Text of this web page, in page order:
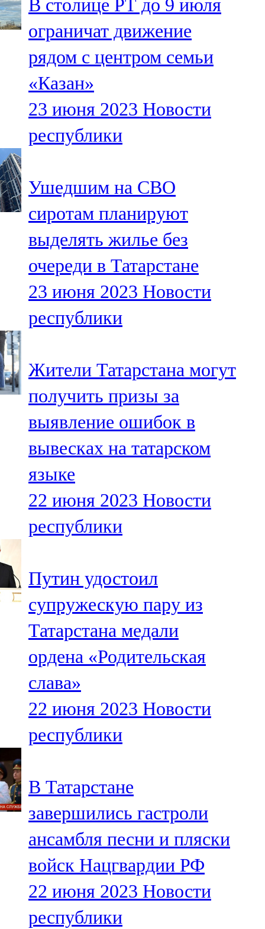
В столице РТ до 9 июля
ограничат движение
рядом с центром семьи
«Казан»
23 июня 2023 Новости
республики
Ушедшим на СВО
сиротам планируют
выделять жилье без
очереди в Татарстане
23 июня 2023 Новости
республики
Жители Татарстана могут
получить призы за
выявление ошибок в
вывесках на татарском
языке
22 июня 2023 Новости
республики
Путин удостоил
супружескую пару из
Татарстана медали
ордена «Родительская
слава»
22 июня 2023 Новости
республики
В Татарстане
завершились гастроли
ансамбля песни и пляски
войск Нацгвардии РФ
22 июня 2023 Новости
республики